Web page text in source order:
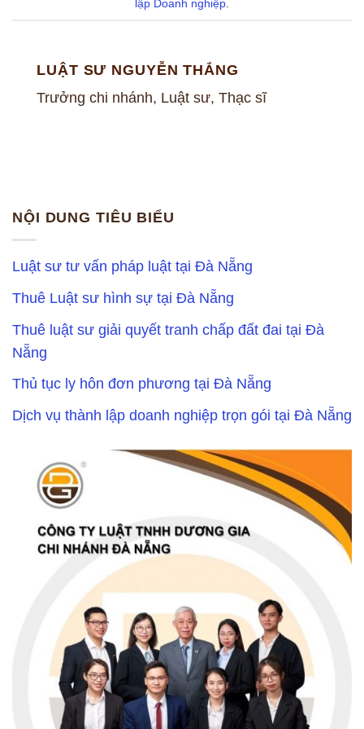
lập Doanh nghiệp.
LUẬT SƯ NGUYỄN THẮNG
Trưởng chi nhánh, Luật sư, Thạc sĩ
NỘI DUNG TIÊU BIỂU
Luật sư tư vấn pháp luật tại Đà Nẵng
Thuê Luật sư hình sự tại Đà Nẵng
Thuê luật sư giải quyết tranh chấp đất đai tại Đà
Nẵng
Thủ tục ly hôn đơn phương tại Đà Nẵng
Dịch vụ thành lập doanh nghiệp trọn gói tại Đà Nẵng